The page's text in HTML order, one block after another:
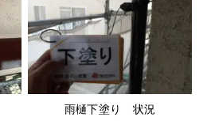
雨樋下塗り 状況